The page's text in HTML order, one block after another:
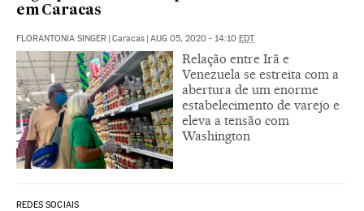
em Caracas
FLORANTONIA SINGER | Caracas | AUG 05, 2020 - 14:10 EDT
Relação entre Irã e
Venezuela se estreita com a
abertura de um enorme
estabelecimento de varejo e
eleva a tensão com
Washington
REDES SOCIAIS